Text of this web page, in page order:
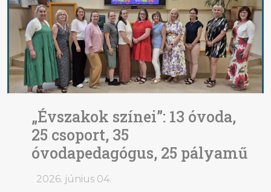
„Évszakok színei”: 13 óvoda,
25 csoport, 35
óvodapedagógus, 25 pályamű
2026. június 04.